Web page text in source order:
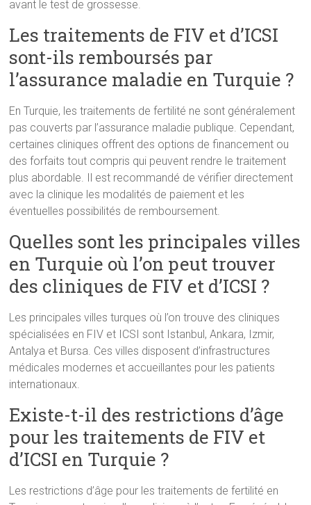
avant le test de grossesse.
Les traitements de FIV et d’ICSI
sont-ils remboursés par
l’assurance maladie en Turquie ?
En Turquie, les traitements de fertilité ne sont généralement
pas couverts par l’assurance maladie publique. Cependant,
certaines cliniques offrent des options de financement ou
des forfaits tout compris qui peuvent rendre le traitement
plus abordable. Il est recommandé de vérifier directement
avec la clinique les modalités de paiement et les
éventuelles possibilités de remboursement.
Quelles sont les principales villes
en Turquie où l’on peut trouver
des cliniques de FIV et d’ICSI ?
Les principales villes turques où l’on trouve des cliniques
spécialisées en FIV et ICSI sont Istanbul, Ankara, Izmir,
Antalya et Bursa. Ces villes disposent d’infrastructures
médicales modernes et accueillantes pour les patients
internationaux.
Existe-t-il des restrictions d’âge
pour les traitements de FIV et
d’ICSI en Turquie ?
Les restrictions d’âge pour les traitements de fertilité en